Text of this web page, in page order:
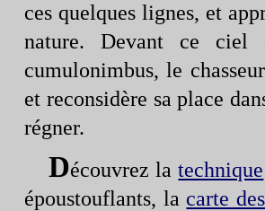
ces quelques lignes, et
nature. Devant ce ciel
cumulonimbus, le
et reconsidère sa place
régner.
Découvrez latechnique
époustouflants, la carte